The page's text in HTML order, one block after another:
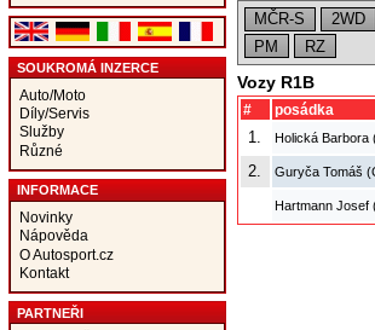
SOUKROMÁ INZERCE
Auto/Moto
Díly/Servis
Služby
Různé
INFORMACE
Novinky
Nápověda
O Autosport.cz
Kontakt
PARTNEŘI
MČR-S 2WD
PM
RZ
Vozy R1B
# posádka
1. Holická Barbora
2.
Guryča Tomáš
Hartmann Josef